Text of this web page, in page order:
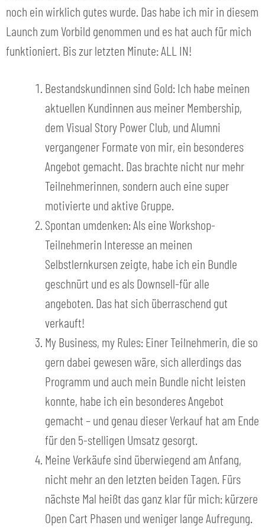
noch ein wirklich gutes wurde. Das habe ich mir in diesem
Launch zum Vorbild genommen und es hat auch für mich
funktioniert. Bis zur letzten Minute: ALL IN!
Bestandskundinnen sind Gold: Ich habe meinen
aktuellen Kundinnen aus meiner Membership,
dem Visual Story Power Club, und Alumni
vergangener Formate von mir, ein besonderes
Angebot gemacht. Das brachte nicht nur mehr
Teilnehmerinnen, sondern auch eine super
motivierte und aktive Gruppe.
Spontan umdenken: Als eine Workshop-
Teilnehmerin Interesse an meinen
Selbstlernkursen zeigte, habe ich ein Bundle
geschnürt und es als Downsell-für alle
angeboten. Das hat sich überraschend gut
verkauft!
My Business, my Rules: Einer Teilnehmerin, die so
gern dabei gewesen wäre, sich allerdings das
Programm und auch mein Bundle nicht leisten
konnte, habe ich ein besonderes Angebot
gemacht – und genau dieser Verkauf hat am Ende
für den 5-stelligen Umsatz gesorgt.
Meine Verkäufe sind überwiegend am Anfang,
nicht mehr an den letzten beiden Tagen. Fürs
nächste Mal heißt das ganz klar für mich: kürzere
Open Cart Phasen und weniger lange Aufregung.